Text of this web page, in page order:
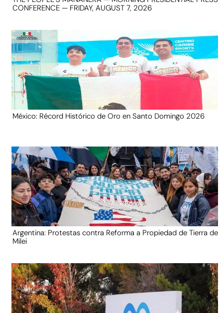
CONFERENCE — FRIDAY, AUGUST 7, 2026
México: Récord Histórico de Oro en Santo Domingo 2026
Argentina: Protestas contra Reforma a Propiedad de Tierra de
Milei